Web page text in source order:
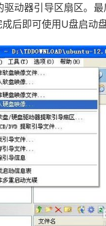
动器引导区扇区。
后即可使用U盘启动盘